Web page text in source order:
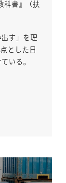
科書』（扶
出す」を理
とした日
いる。